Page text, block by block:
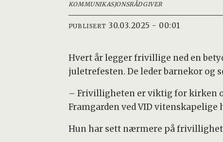
KOMMUNIKASJONSRÅDGIVER
PUBLISERT 30.03.2025 - 00:01
Hvert år legger frivillige ned en
juletrefesten. De leder barnekor og
– Frivilligheten er viktig for kirken
Framgarden ved VID vitenskapelige
Hun har sett nærmere på